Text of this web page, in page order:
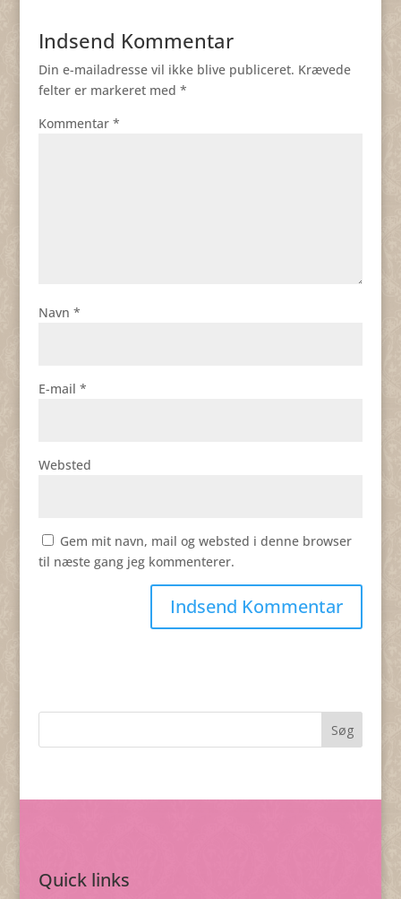
Indsend Kommentar
Din e-mailadresse vil ikke blive publiceret. Krævede
felter er markeret med *
Kommentar *
Navn *
E-mail *
Websted
Gem mit navn, mail og websted i denne browser
til næste gang jeg kommenterer.
Quick links